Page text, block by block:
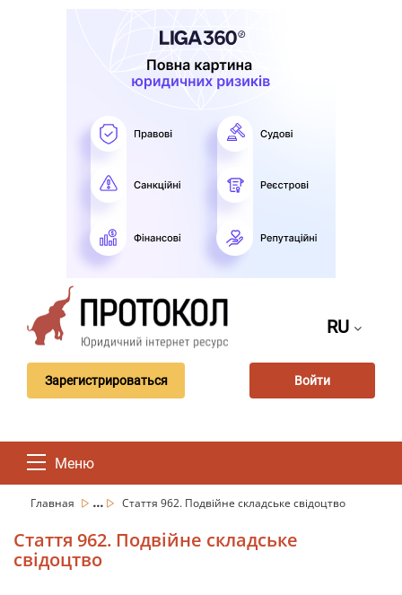
RU
Зарегистрироваться Войти
Меню
Главная ... Стаття 962. Подвійне складське свідоцтво
Стаття 962. Подвійне складське
свідоцтво